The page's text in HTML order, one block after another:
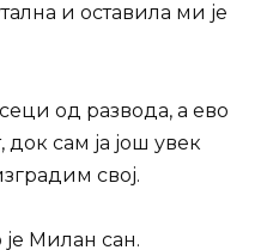
и оставила ми је
од развода, а ево
сам ја још увек
свој.
Милан сан.